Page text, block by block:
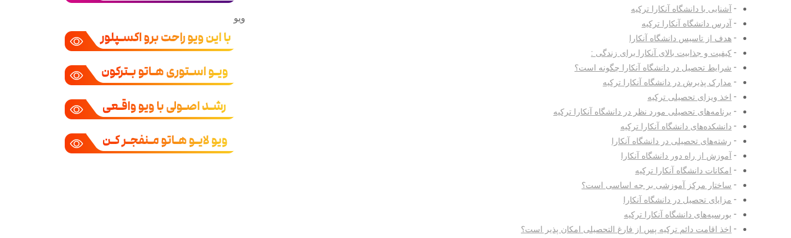
آشنایی با دانشگاه آنکارا ترکیه
آدرس دانشگاه آنکارا ترکیه
هدف از تاسیس دانشگاه آنکارا
کیفیت و جذابیت بالای آنکارا برای زندگی :
شرایط تحصیل در دانشگاه آنکارا چگونه است؟
مدارک پذیرش در دانشگاه آنکارا ترکیه
اخذ ویزای تحصیلی ترکیه
برنامه‌های تحصیلی مورد نظر در دانشگاه آنکارا ترکیه
دانشکده‌های دانشگاه آنکارا ترکیه
رشته‌های تحصیلی در دانشگاه آنکارا
آموزش از راه دور دانشگاه آنکارا
امکانات دانشگاه آنکارا ترکیه
ساختار مرکز آموزشی بر چه اساسی است؟
مزایای تحصیل در دانشگاه آنکارا
بورسیه‌های دانشگاه آنکارا ترکیه
اخذ اقامت دائم ترکیه پس از فارغ التحصیلی امکان پذیر است؟
ویو